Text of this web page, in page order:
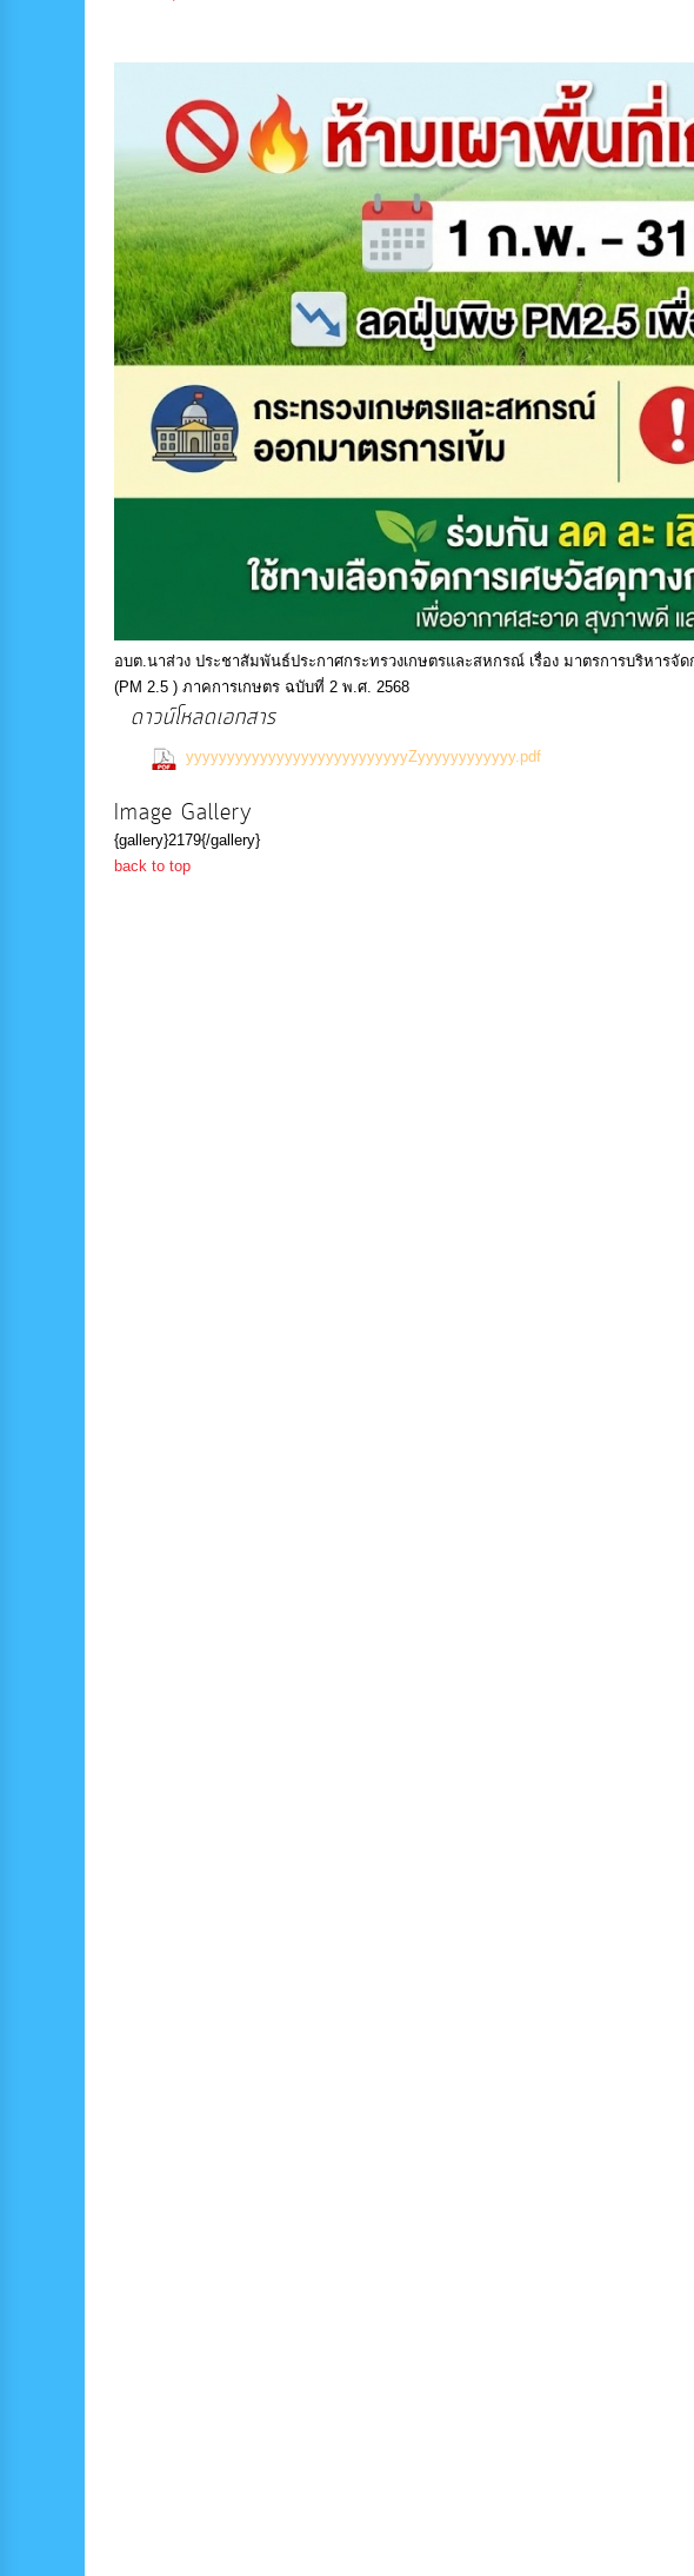
อบต.นาส่วง ประชาสัมพันธ์ประกาศกระทรวงเกษตรและสหกรณ์ เรื่อง มาตรการบริหาร
(PM 2.5 ) ภาคการเกษตร ฉบับที่ 2 พ.ศ. 2568
ดาวน์โหลดเอกสาร
yyyyyyyyyyyyyyyyyyyyyyyyyyyZyyyyyyyyyyyy.pdf
Image Gallery
{gallery}2179{/gallery}
back to top